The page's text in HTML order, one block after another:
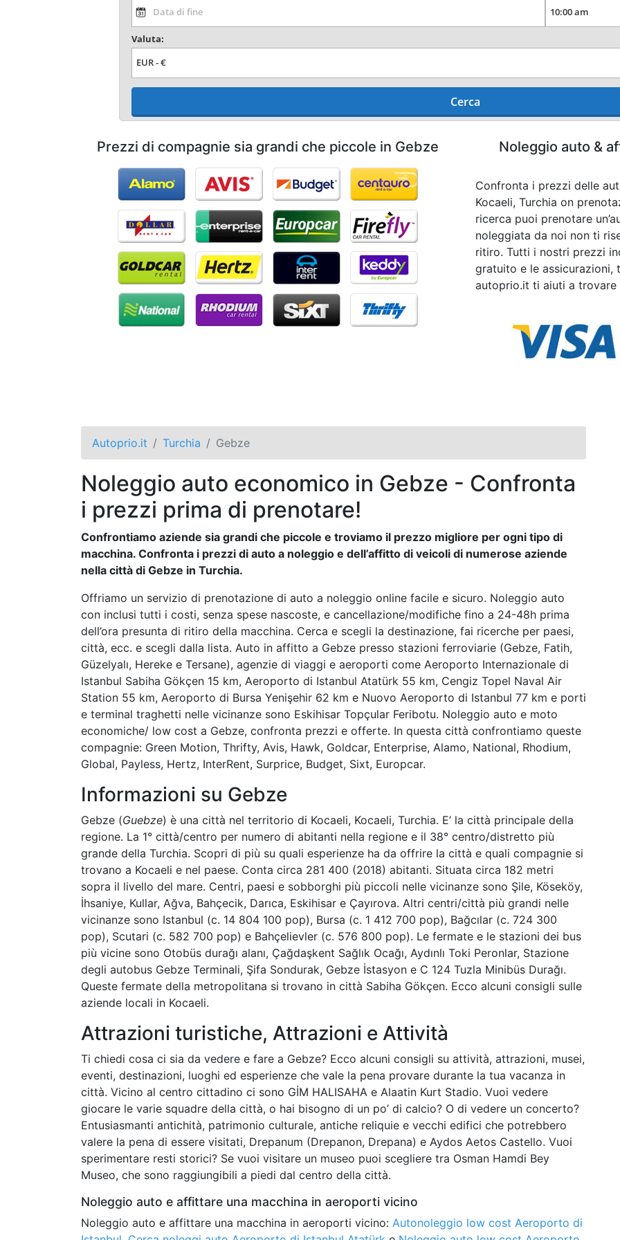
Valuta:
Cerca
Prezzi di compagnie sia grandi che piccole in Gebze Noleggio auto &
Confronta i prezzi delle
Kocaeli, Turchia on
ricerca puoi prenotare
noleggiata da noi non ti
ritiro. Tutti i nostri prezzi
gratuito e le assicurazioni,
autoprio.it ti aiuti a trovare
Autoprio.it Turchia Gebze
Noleggio auto economico in Gebze - Confronta
i prezzi prima di prenotare!
Confrontiamo aziende sia grandi che piccole e troviamo il prezzo migliore per ogni tipo di
macchina. Confronta i prezzi di auto a noleggio e dell’affitto di veicoli di numerose aziende
nella città di Gebze in Turchia.
Offriamo un servizio di prenotazione di auto a noleggio online facile e sicuro. Noleggio auto
con inclusi tutti i costi, senza spese nascoste, e cancellazione/modifiche fino a 24-48h prima
dell’ora presunta di ritiro della macchina. Cerca e scegli la destinazione, fai ricerche per paesi,
città, ecc. e scegli dalla lista. Auto in affitto a Gebze presso stazioni ferroviarie (Gebze, Fatih,
Güzelyalı, Hereke e Tersane), agenzie di viaggi e aeroporti come Aeroporto Internazionale di
Istanbul Sabiha Gökçen 15 km, Aeroporto di Istanbul Atatürk 55 km, Cengiz Topel Naval Air
Station 55 km, Aeroporto di Bursa Yenişehir 62 km e Nuovo Aeroporto di Istanbul 77 km e porti
e terminal traghetti nelle vicinanze sono Eskihisar Topçular Feribotu. Noleggio auto e moto
economiche/ low cost a Gebze, confronta prezzi e offerte. In questa città confrontiamo queste
compagnie: Green Motion, Thrifty, Avis, Hawk, Goldcar, Enterprise, Alamo, National, Rhodium,
Global, Payless, Hertz, InterRent, Surprice, Budget, Sixt, Europcar.
Informazioni su Gebze
Gebze (Guebze) è una città nel territorio di Kocaeli, Kocaeli, Turchia. E’ la città principale della
regione. La 1° città/centro per numero di abitanti nella regione e il 38° centro/distretto più
grande della Turchia. Scopri di più su quali esperienze ha da offrire la città e quali compagnie si
trovano a Kocaeli e nel paese. Conta circa 281 400 (2018) abitanti. Situata circa 182 metri
sopra il livello del mare. Centri, paesi e sobborghi più piccoli nelle vicinanze sono Şile, Köseköy,
İhsaniye, Kullar, Ağva, Bahçecik, Darıca, Eskihisar e Çayırova. Altri centri/città più grandi nelle
vicinanze sono Istanbul (c. 14 804 100 pop), Bursa (c. 1 412 700 pop), Bağcılar (c. 724 300
pop), Scutari (c. 582 700 pop) e Bahçelievler (c. 576 800 pop). Le fermate e le stazioni dei bus
più vicine sono Otobüs durağı alanı, Çağdaşkent Sağlık Ocağı, Aydınlı Toki Peronlar, Stazione
degli autobus Gebze Terminali, Şifa Sondurak, Gebze İstasyon e C 124 Tuzla Minibüs Durağı.
Queste fermate della metropolitana si trovano in città Sabiha Gökçen. Ecco alcuni consigli sulle
aziende locali in Kocaeli.
Attrazioni turistiche, Attrazioni e Attività
Ti chiedi cosa ci sia da vedere e fare a Gebze? Ecco alcuni consigli su attività, attrazioni, musei,
eventi, destinazioni, luoghi ed esperienze che vale la pena provare durante la tua vacanza in
città. Vicino al centro cittadino ci sono GİM HALISAHA e Alaatin Kurt Stadio. Vuoi vedere
giocare le varie squadre della città, o hai bisogno di un po’ di calcio? O di vedere un concerto?
Entusiasmanti antichità, patrimonio culturale, antiche reliquie e vecchi edifici che potrebbero
valere la pena di essere visitati, Drepanum (Drepanon, Drepana) e Aydos Aetos Castello. Vuoi
sperimentare resti storici? Se vuoi visitare un museo puoi scegliere tra Osman Hamdi Bey
Museo, che sono raggiungibili a piedi dal centro della città.
Noleggio auto e affittare una macchina in aeroporti vicino
Noleggio auto e affittare una macchina in aeroporti vicino: Autonoleggio low cost Aeroporto di